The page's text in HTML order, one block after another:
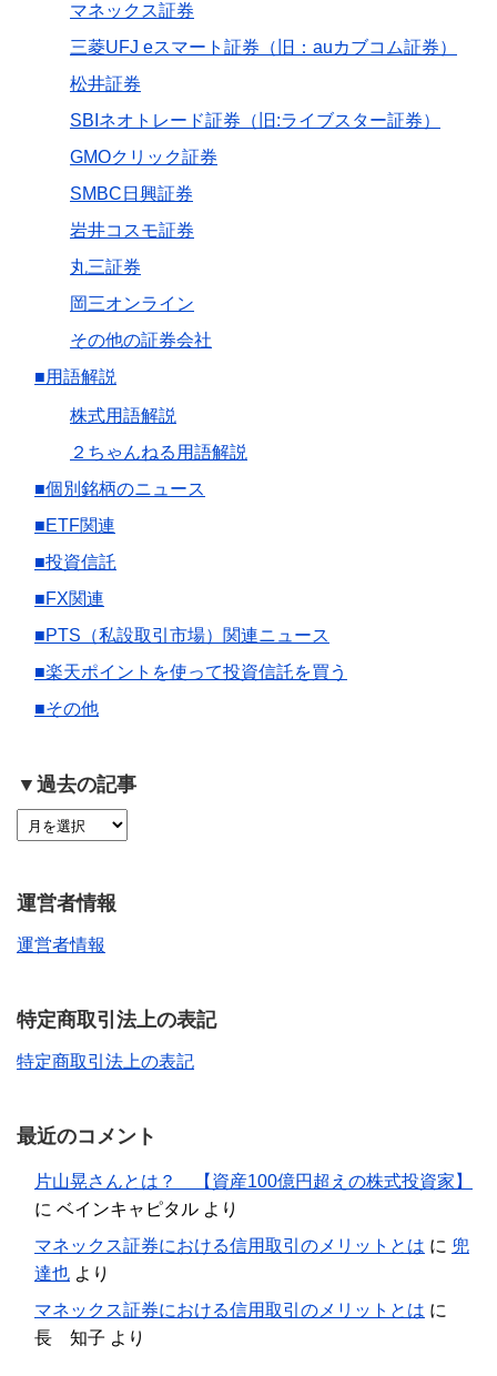
マネックス証券
三菱UFJ eスマート証券（旧：auカブコム証券）
松井証券
SBIネオトレード証券（旧:ライブスター証券）
GMOクリック証券
SMBC日興証券
岩井コスモ証券
丸三証券
岡三オンライン
その他の証券会社
■用語解説
株式用語解説
２ちゃんねる用語解説
■個別銘柄のニュース
■ETF関連
■投資信託
■FX関連
■PTS（私設取引市場）関連ニュース
■楽天ポイントを使って投資信託を買う
■その他
▼過去の記事
運営者情報
運営者情報
特定商取引法上の表記
特定商取引法上の表記
最近のコメント
片山晃さんとは？ 【資産100億円超えの株式投資家】
に ベインキャピタル より
マネックス証券における信用取引のメリットとは に 兜
達也 より
マネックス証券における信用取引のメリットとは に
長 知子 より